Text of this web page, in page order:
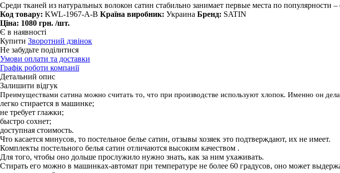
Среди тканей из натуральных волокон сатин стабильно занимает первые места по популярности
Код товару: KWL-1967-A-B Країна виробник: Украина Бренд: SATIN
Ціна: 1080 грн. /шт.
Є в наявності
Купити Зворотний дзвінок
Не забудьте поділитися
Умови оплати та доставки
Графік роботи компанії
Детальний опис
Залишити відгук
Преимуществами сатина можно считать то, что при производстве используют хлопок. Именно он
легко стирается в машинке;
не требует глажки;
быстро сохнет;
доступная стоимость.
Что касается минусов, то постельное белье сатин, отзывы хозяек это подтверждают, их не имеет.
Комплекты постельного белья сатин отличаются высоким качеством .
Для того, чтобы оно дольше прослужило нужно знать, как за ним ухаживать.
Стирать его можно в машинках-автомат при температуре не более 60 градусов, оно может